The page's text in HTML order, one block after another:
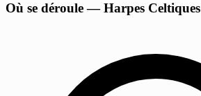
Où se déroule — Harpes Celtiques